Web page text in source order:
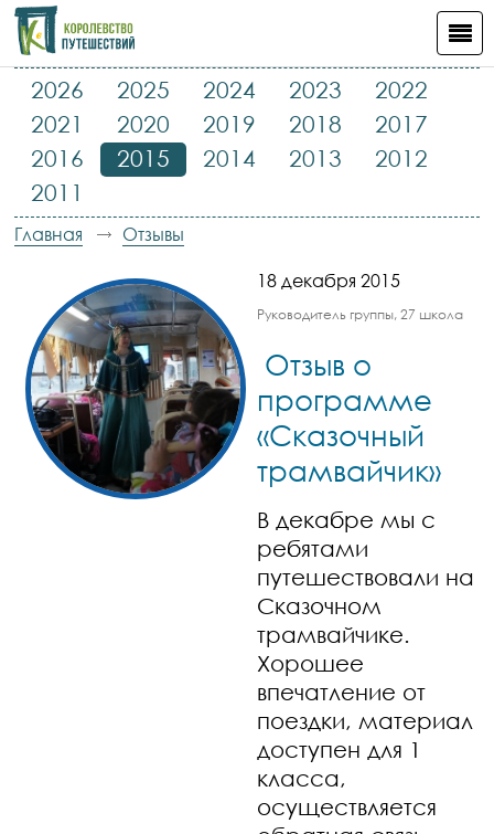
2026 2025 2024 2023
2022
2021
2020 2019 2018
2017
2016
2015 2014 2013
2012
2011
Главная Отзывы
18 декабря 2015
Руководитель группы, 27 школа
Отзыв о
программе
«Сказочный
трамвайчик»
В декабре мы с
ребятами
путешествовали на
Сказочном
трамвайчике.
Хорошее
впечатление от
поездки, материал
доступен для 1
класса,
осуществляется